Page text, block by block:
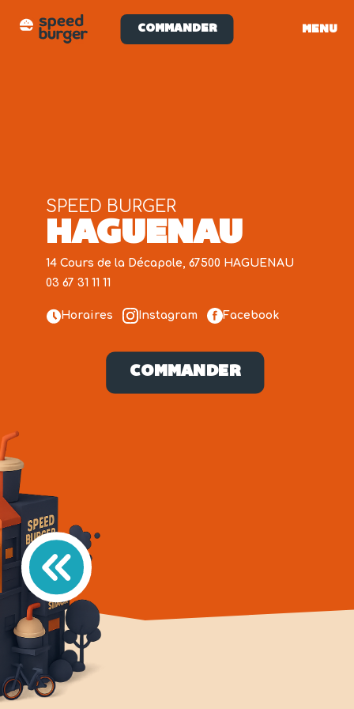
COMMANDER MENU
HAGUENAU
SPEED BURGER
14 Cours de la Décapole, 67500 HAGUENAU
03 67 31 11 11
Horaires Instagram Facebook
COMMANDER